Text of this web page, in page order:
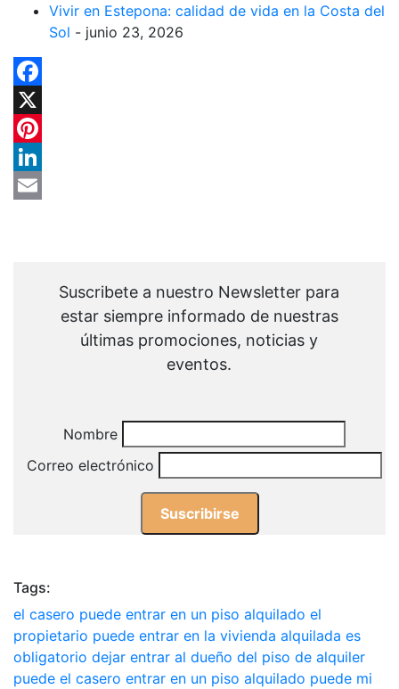
Vivir en Estepona: calidad de vida en la Costa del
Sol - junio 23, 2026
Facebook
X
Pinterest
LinkedIn
Suscribete a nuestro Newsletter para
estar siempre informado de nuestras
últimas promociones, noticias y
eventos.
Nombre
Correo electrónico
Tags:
el casero puede entrar en un piso alquilado el
propietario puede entrar en la vivienda alquilada es
obligatorio dejar entrar al dueño del piso de alquiler
puede el casero entrar en un piso alquilado puede mi